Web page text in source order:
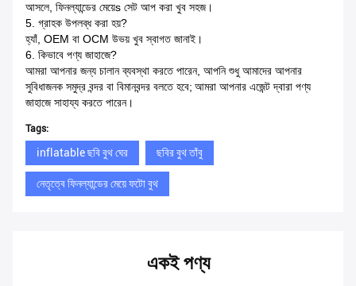
আসলে, ফিনল্যান্ডের মেয়েs সেট আপ করা খুব সহজ।
5. গ্রাহক উপলব্ধ করা হয়?
হ্যাঁ, OEM বা OCM উভয় খুব স্বাগত জানাই।
6. কিভাবে পণ্য জাহাজে?
আমরা আপনার জন্য চালান ব্যবস্থা করতে পারেন, আপনি শুধু আমাদের আপনার
সুবিধাজনক সমুদ্র বন্দর বা বিমানবন্দর বলতে হবে; আমরা আপনার এজেন্ট দ্বারা পণ্য
জাহাজে সাহায্য করতে পারেন।
Tags:
inflatable ছবি বুথ ঘের ছবির বুথ তাঁবু
নেতৃত্বে ফিনল্যান্ডের মেয়ে ফটো বুথ
একই পণ্য